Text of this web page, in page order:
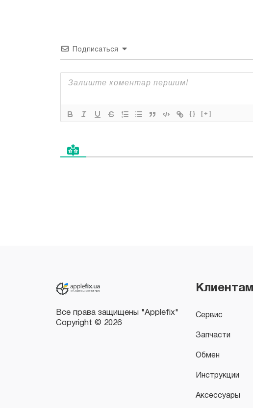
Подписаться
{} [+]
Клиентам
Сервис
Запчасти
Обмен
Инструкции
Аксессуары